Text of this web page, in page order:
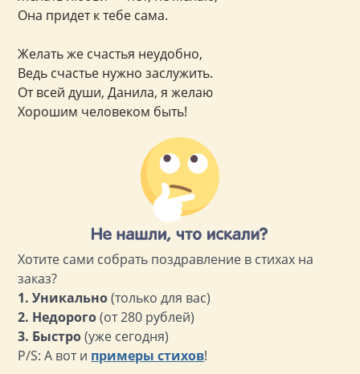
Она придет к тебе сама.
Желать же счастья неудобно,
Ведь счастье нужно заслужить.
От всей души, Данила, я желаю
Хорошим человеком быть!
Хотите сами собрать поздравление в стихах на
заказ?
1. Уникально(только для вас)
2. Недорого(от 280 рублей)
3. Быстро(уже сегодня)
P/S: А вот и примеры стихов!